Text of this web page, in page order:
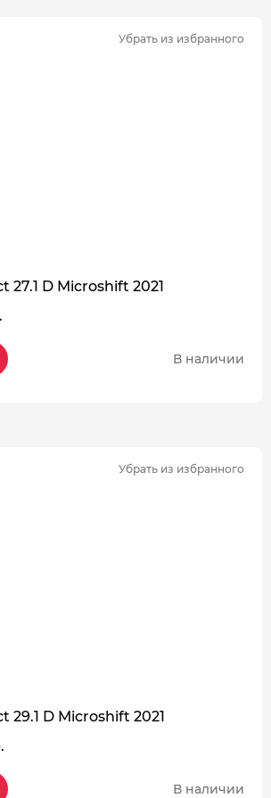
Убрать из избранного
27.1 D Microshift 2021
В наличии
Убрать из избранного
29.1 D Microshift 2021
В наличии